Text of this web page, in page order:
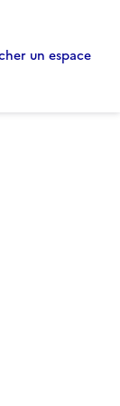
un espace